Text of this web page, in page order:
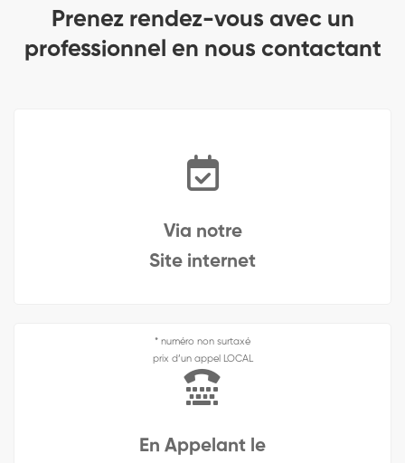
Prenez rendez-vous avec un
professionnel en nous contactant
Via notre
Site internet
* numéro non surtaxé
prix d’un appel LOCAL
En Appelant le